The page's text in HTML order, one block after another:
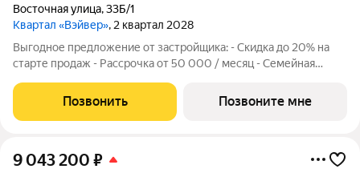
Восточная улица,33Б/1
Квартал «Вэйвер», 2 квартал 2028
Выгодное предложение от застройщика: - Скидка до 20% на
старте продаж - Рассрочка от 50 000 / месяц - Семейная
1-комнатной квартиры в Жилом квартале Вэйвер от
Девелоперской компании Люди,
Позвонить Позвоните мне
9 043 200 ₽